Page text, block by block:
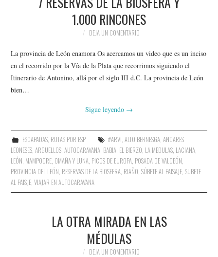
1.000 RINCONES
DEJA UN COMENTARIO
La provincia de León enamora Os acercamos un video que es un inciso
en el recorrido por la Vía de la Plata que recorrimos siguiendo el
Itinerario de Antonino, allá por el siglo III d.C. La provincia de León
bien…
Sigue leyendo →
ESCAPADAS, RUTAS POR ESP #ARVI, ALTO BERNESGA, ANCARES
LEONESES,ARGUELLOS,AUTOCARAVANA, BABIA, EL BIERZO, LA MEDULAS, LACIANA,
LEÓN, MAMPODRE, OMAÑA Y LUNA, PICOS DE EUROPA, POSADA DE VALDEÓN,
PROVINCIA DEL LEÓN, RESERVAS DE LA BIOSFERA, RIAÑO,SÚBETE AL PAISAJE,SUBETE
AL PAISJE,VIAJAR EN AUTOCARAVANA
LA OTRA MIRADA EN LAS
MÉDULAS
DEJA UN COMENTARIO